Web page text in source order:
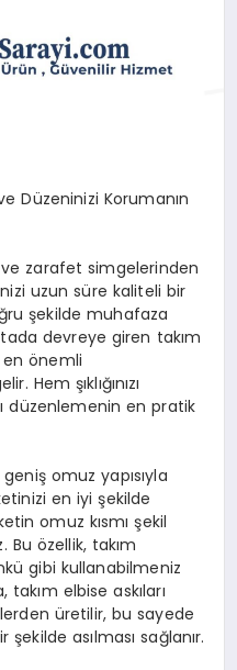
ve Düzeninizi Korumanın
ve zarafet simgelerinden
uzun süre kaliteli bir
şekilde muhafaza
devreye giren takım
en önemli
Hem şıklığınızı
düzenlemenin en pratik
geniş omuz yapısıyla
en iyi şekilde
omuz kısmı şekil
Bu özellik, takım
gibi kullanabilmeniz
elbise askıları
üretilir, bu sayede
asılması sağlanır.